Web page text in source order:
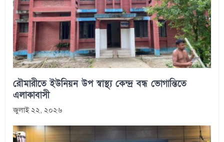
রৌমারীতে ইউনিয়ন উপ স্বাস্থ্য কেন্দ্র বন্ধ ভোগান্তিতে
এলাকাবাসী
জুলাই ২২, ২০২৬